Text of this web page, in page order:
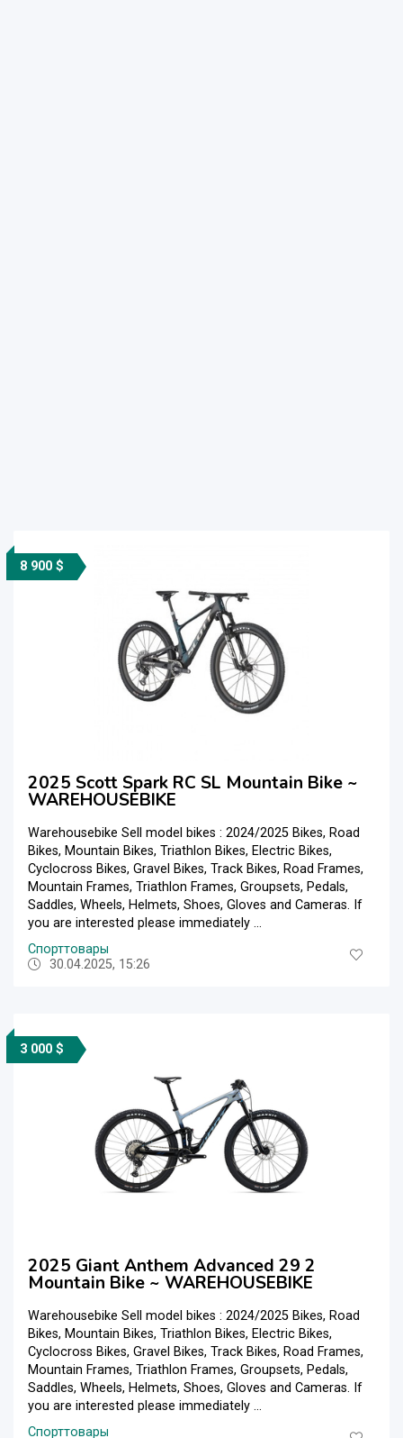
8 900 $
2025 Scott Spark RC SL Mountain Bike ~
WAREHOUSEBIKE
Warehousebike Sell model bikes : 2024/2025 Bikes, Road
Bikes, Mountain Bikes, Triathlon Bikes, Electric Bikes,
Cyclocross Bikes, Gravel Bikes, Track Bikes, Road Frames,
Mountain Frames, Triathlon Frames, Groupsets, Pedals,
Saddles, Wheels, Helmets, Shoes, Gloves and Cameras. If
you are interested please immediately ...
Спорттовары
30.04.2025, 15:26
3 000 $
2025 Giant Anthem Advanced 29 2
Mountain Bike ~ WAREHOUSEBIKE
Warehousebike Sell model bikes : 2024/2025 Bikes, Road
Bikes, Mountain Bikes, Triathlon Bikes, Electric Bikes,
Cyclocross Bikes, Gravel Bikes, Track Bikes, Road Frames,
Mountain Frames, Triathlon Frames, Groupsets, Pedals,
Saddles, Wheels, Helmets, Shoes, Gloves and Cameras. If
you are interested please immediately ...
Спорттовары